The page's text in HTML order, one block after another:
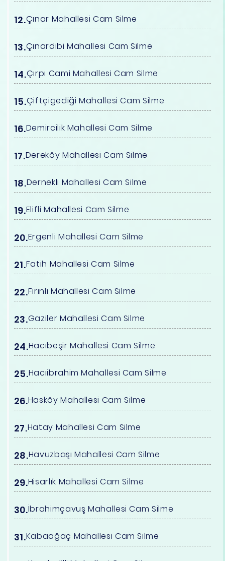
Çınar Mahallesi Cam Silme
Çınardibi Mahallesi Cam Silme
Çırpı Cami Mahallesi Cam Silme
Çiftçigediği Mahallesi Cam Silme
Demircilik Mahallesi Cam Silme
Dereköy Mahallesi Cam Silme
Dernekli Mahallesi Cam Silme
Elifli Mahallesi Cam Silme
Ergenli Mahallesi Cam Silme
Fatih Mahallesi Cam Silme
Fırınlı Mahallesi Cam Silme
Gaziler Mahallesi Cam Silme
Hacıbeşir Mahallesi Cam Silme
Hacıibrahim Mahallesi Cam Silme
Hasköy Mahallesi Cam Silme
Hatay Mahallesi Cam Silme
Havuzbaşı Mahallesi Cam Silme
Hisarlık Mahallesi Cam Silme
İbrahimçavuş Mahallesi Cam Silme
Kabaağaç Mahallesi Cam Silme